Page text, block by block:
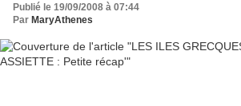
Publié le 19/09/2008 à 07:44
Par MaryAthenes